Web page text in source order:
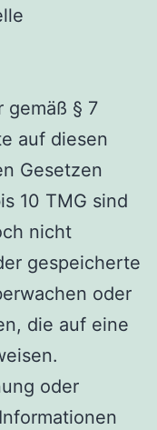
gemäß § 7
auf diesen
Gesetzen
10 TMG sind
nicht
gespeicherte
oder
die auf eine
oder